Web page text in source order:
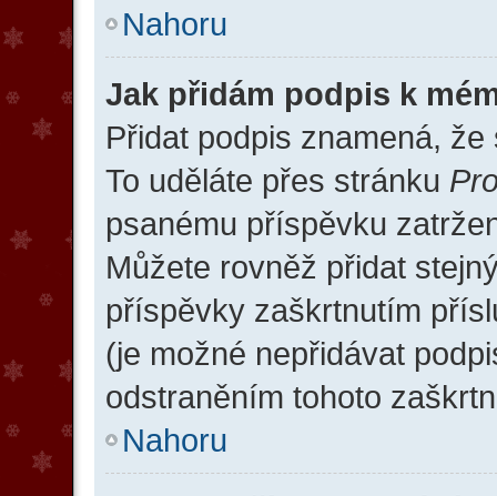
Nahoru
Jak přidám podpis k
Přidat podpis znamená,
To uděláte přes stránku
psanému příspěvku
Můžete rovněž přidat
příspěvky zaškrtnutím
(je možné nepřidávat
odstraněním tohoto
Nahoru